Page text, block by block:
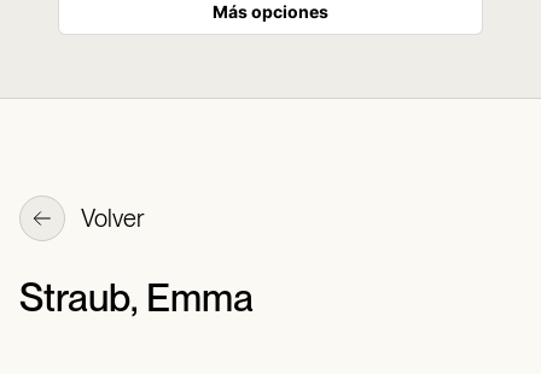
Más opciones
Volver
Straub, Emma